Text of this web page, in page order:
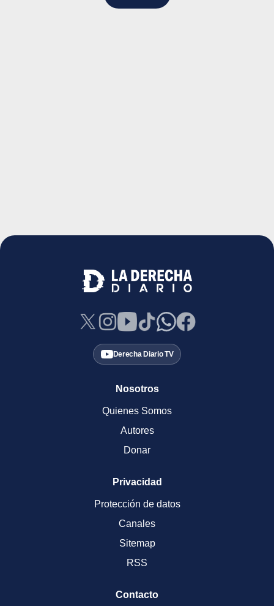
Derecha Diario TV
Nosotros
Quienes Somos
Autores
Donar
Privacidad
Protección de datos
Canales
Sitemap
RSS
Contacto